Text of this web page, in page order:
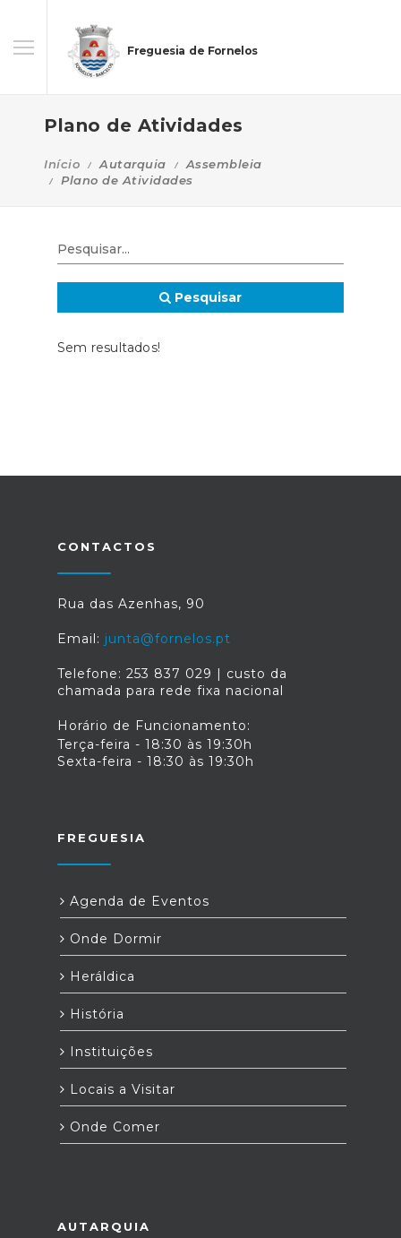
Freguesia de Fornelos
Plano de Atividades
Início Autarquia
Assembleia
Plano de Atividades
Pesquisar
Sem resultados!
CONTACTOS
Rua das Azenhas, 90
Email: junta@fornelos.pt
Telefone: 253 837 029 | custo da
chamada para rede fixa nacional
Horário de Funcionamento:
Terça-feira - 18:30 às 19:30h
Sexta-feira - 18:30 às 19:30h
FREGUESIA
Agenda de Eventos
Onde Dormir
Heráldica
História
Instituições
Locais a Visitar
Onde Comer
AUTARQUIA